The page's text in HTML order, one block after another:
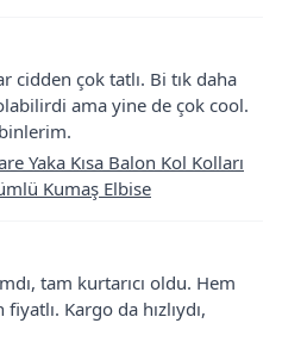
cidden çok tatlı. Bi tık daha
ama yine de çok cool.
Yaka Kısa Balon Kol Kolları
Kumaş Elbise
tam kurtarıcı oldu. Hem
Kargo da hızlıydı,